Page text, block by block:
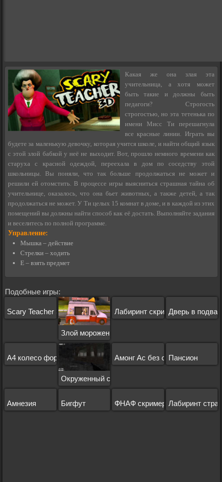
Какая же она злая эта
учительница, а хотя может
быть такие и должны быть
педагоги? Строгость
строгостью, но эта тетенька по
имени Мисс Ти перешагнула
все красные линии. Играть вы
будете за маленькую девочку, которая учится школе, и найти общий язык
с этой злой бабкой у неё не выходит. Вот, прошло немного времени как
старуха с красной одеждой, переехала в дом по соседству этой
школьницы. Вы поняли, что так больше продолжаться не может и
решили ей отомстить. В процессе игры выясниться страшная тайна об
учительнице, оказалось, что она бьет животных, а также детей, а так
продолжаться не может. У Ти целых 15 комнат в доме, и в каждой из этих
помещений вы должны найти способ как её достать. Выполняйте задания
и веселитесь по полной программе.
Управление:
Мышка – действие
Стрелки – ходить
E – взять предмет
Подобные игры:
Scary Teacher 3D
Злой мороженщик
Лабиринт скримерДверь в подвал
А4 колесо фортуны
Окруженный смертью
Амонг Ас без скачивания
Пансион
Амнезия Бигфут ФНАФ скримерыЛабиринт